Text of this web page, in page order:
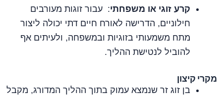
קרע זוגי או משפחתי: עבור זוגות מעורבים
חילוניים, הדרישה לאורח חיים דתי יכולה ליצור
מתח משמעותי בזוגיות ובמשפחה, ולעיתים אף
להוביל לנטישת ההליך.
מקרי קיצון
בן זוג זר שנמצא עמוק בתוך ההליך המדורג, מקבל